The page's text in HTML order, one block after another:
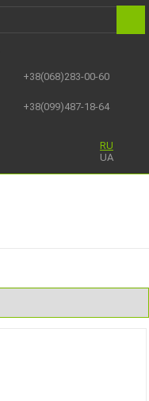
+38(068)283-00-60
+38(099)487-18-64
RU
UA